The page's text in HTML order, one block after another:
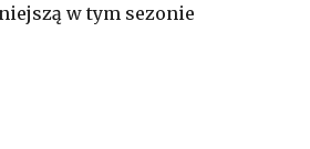
w tym sezonie